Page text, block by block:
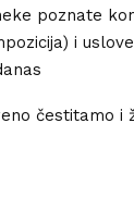
poznate
i
čestitamo i